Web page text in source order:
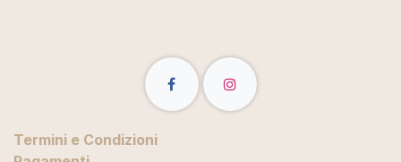
Termini e Condizioni